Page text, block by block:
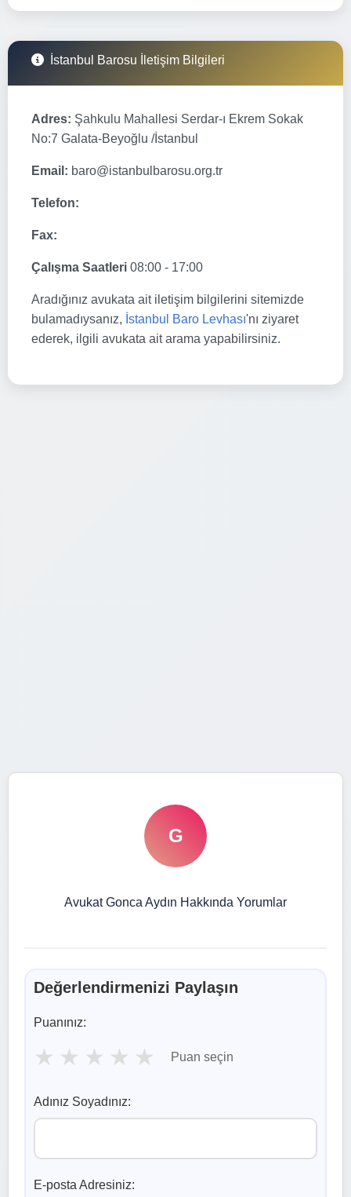
İstanbul Barosu İletişim Bilgileri
Adres: Şahkulu Mahallesi Serdar-ı Ekrem Sokak
No:7 Galata-Beyoğlu /İstanbul
Email: baro@istanbulbarosu.org.tr
Telefon:
Fax:
Çalışma Saatleri 08:00 - 17:00
Aradığınız avukata ait iletişim bilgilerini sitemizde
bulamadıysanız, İstanbul Baro Levhası'nı ziyaret
ederek, ilgili avukata ait arama yapabilirsiniz.
G
Avukat Gonca Aydın Hakkında Yorumlar
Değerlendirmenizi Paylaşın
Puanınız:
★ ★ ★ ★ ★ Puan seçin
Adınız Soyadınız:
E-posta Adresiniz: